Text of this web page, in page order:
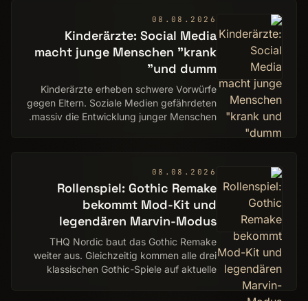
08.08.2026
Kinderärzte: Social Media
macht junge Menschen "krank
und dumm"
Kinderärzte erheben schwere Vorwürfe
gegen Eltern. Soziale Medien gefährdeten
massiv die Entwicklung junger Menschen.
08.08.2026
Rollenspiel: Gothic Remake
bekommt Mod-Kit und
legendären Marvin-Modus
THQ Nordic baut das Gothic Remake
weiter aus. Gleichzeitig kommen alle drei
klassischen Gothic-Spiele auf aktuelle